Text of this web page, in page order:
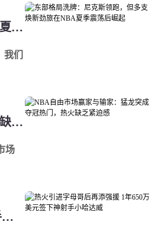
东部格局洗牌：尼克斯领跑，但多支焕新劲旅在NBA夏季震荡后崛起
们
NBA自由市场赢家与输家：猛龙突成夺冠热门，热火缺乏紧迫感
热火引进字母哥后再添强援 1年650万美元签下神射手小哈达威